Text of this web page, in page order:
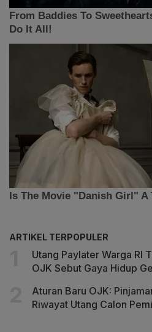
ARTIKEL TERPOPULER
Utang Paylater Warga RI
OJK Sebut Gaya Hidup
Aturan Baru OJK:
Riwayat Utang Calon